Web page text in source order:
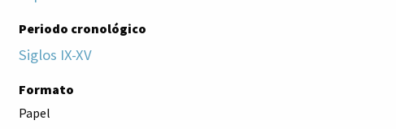
Periodo cronológico
Siglos IX-XV
Formato
Papel